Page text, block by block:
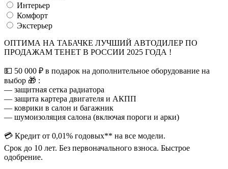
Интерьер
Комфорт
Экстерьер
ОПТИМА НА ТАБАЧКЕ ЛУЧШИЙ АВТОДИЛЕР ПО
ПРОДАЖАМ ТЕНЕТ В РОССИИ 2025 ГОДА !
💵 50 000 ₽ в подарок на дополнительное оборудование на
выбор 🎁 :
— защитная сетка радиатора
— защита картера двигателя и АКПП
— коврики в салон и багажник
— шумоизоляция салона (включая пороги и арки)
💳 Кредит от 0,01% годовых** на все модели.
Срок до 10 лет. Без первоначального взноса. Быстрое
одобрение.